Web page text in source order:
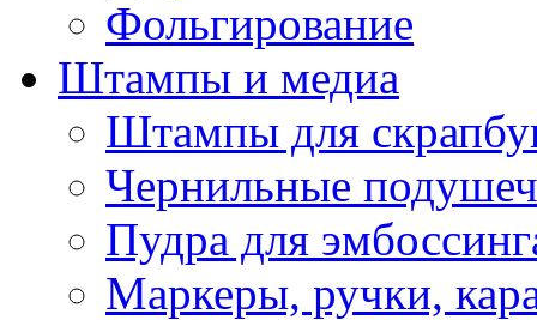
Фольгирование
Штампы и медиа
Штампы для
Чернильные
Пудра для
Маркеры, ручки,